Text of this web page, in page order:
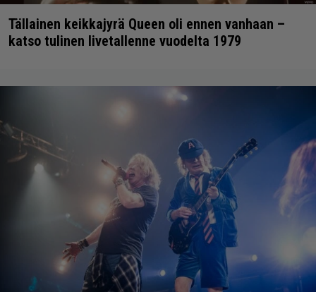
Tällainen keikkajyrä Queen oli ennen vanhaan –
katso tulinen livetallenne vuodelta 1979